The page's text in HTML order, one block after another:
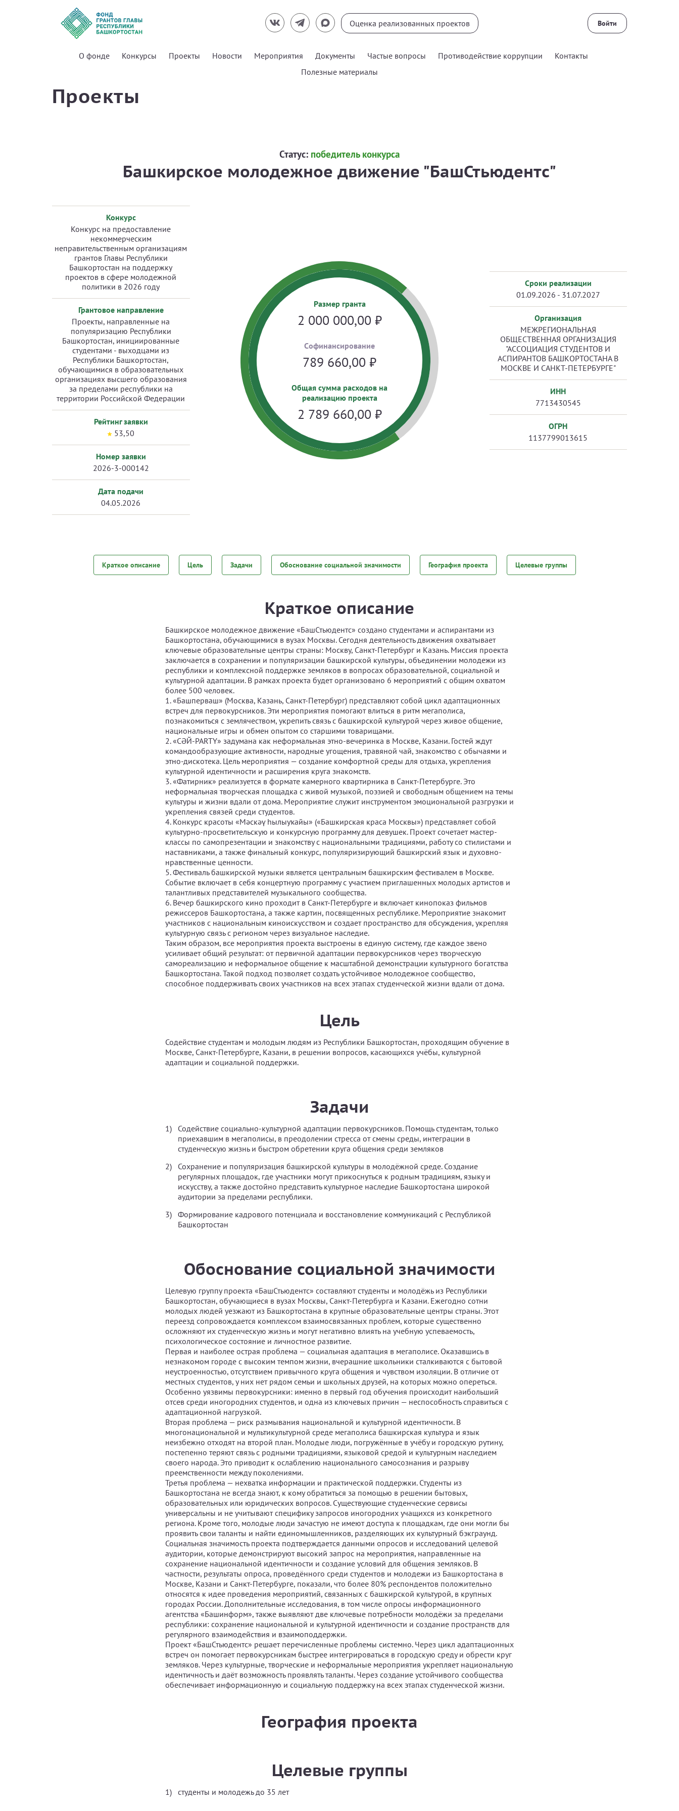
Войти
О фонде Конкурсы Проекты Новости Мероприятия Документы Частые вопросы Противодействие коррупции
Контакты
Полезные материалы
Проекты
Статус: победитель конкурса
Башкирское молодежное движение "БашСтьюдентс"
Конкурс
Конкурс на предоставление
некоммерческим
неправительственным организациям
грантов Главы Республики
Башкортостан на поддержку
проектов в сфере молодежной
политики в 2026 году
Грантовое направление
Проекты, направленные на
популяризацию Республики
Башкортостан, инициированные
студентами - выходцами из
Республики Башкортостан,
обучающимися в образовательных
организациях высшего образования
за пределами республики на
территории Российской Федерации
Рейтинг заявки
53,50
Номер заявки
2026-3-000142
Дата подачи
04.05.2026
Размер гранта
2 000 000,00 ₽
Cофинансирование
789 660,00 ₽
Общая сумма расходов на
реализацию проекта
2 789 660,00 ₽
Сроки реализации
01.09.2026 - 31.07.2027
Организация
МЕЖРЕГИОНАЛЬНАЯ
ОБЩЕСТВЕННАЯ ОРГАНИЗАЦИЯ
"АССОЦИАЦИЯ СТУДЕНТОВ И
АСПИРАНТОВ БАШКОРТОСТАНА В
МОСКВЕ И САНКТ-ПЕТЕРБУРГЕ"
ИНН
7713430545
ОГРН
1137799013615
Краткое описание Цель Задачи Обоснование социальной значимости География проекта Целевые группы
Краткое описание
Башкирское молодежное движение «БашСтьюдентс» создано студентами и аспирантами из
Башкортостана, обучающимися в вузах Москвы. Сегодня деятельность движения охватывает
ключевые образовательные центры страны: Москву, Санкт-Петербург и Казань. Миссия проекта
заключается в сохранении и популяризации башкирской культуры, объединении молодежи из
республики и комплексной поддержке земляков в вопросах образовательной, социальной и
культурной адаптации. В рамках проекта будет организовано 6 мероприятий с общим охватом
более 500 человек.
1. «Башперваш» (Москва, Казань, Санкт-Петербург) представляют собой цикл адаптационных
встреч для первокурсников. Эти мероприятия помогают влиться в ритм мегаполиса,
познакомиться с землячеством, укрепить связь с башкирской культурой через живое общение,
национальные игры и обмен опытом со старшими товарищами.
2. «СӘЙ-PARTY» задумана как неформальная этно-вечеринка в Москве, Казани. Гостей ждут
командообразующие активности, народные угощения, травяной чай, знакомство с обычаями и
этно-дискотека. Цель мероприятия — создание комфортной среды для отдыха, укрепления
культурной идентичности и расширения круга знакомств.
3. «Фатирник» реализуется в формате камерного квартирника в Санкт-Петербурге. Это
неформальная творческая площадка с живой музыкой, поэзией и свободным общением на темы
культуры и жизни вдали от дома. Мероприятие служит инструментом эмоциональной разгрузки и
укрепления связей среди студентов.
4. Конкурс красоты «Мәскәү һылыуҡайы» («Башкирская краса Москвы») представляет собой
культурно-просветительскую и конкурсную программу для девушек. Проект сочетает мастер-
классы по самопрезентации и знакомству с национальными традициями, работу со стилистами и
наставниками, а также финальный конкурс, популяризирующий башкирский язык и духовно-
нравственные ценности.
5. Фестиваль башкирской музыки является центральным башкирским фестивалем в Москве.
Событие включает в себя концертную программу с участием приглашенных молодых артистов и
талантливых представителей музыкального сообщества.
6. Вечер башкирского кино проходит в Санкт-Петербурге и включает кинопоказ фильмов
режиссеров Башкортостана, а также картин, посвященных республике. Мероприятие знакомит
участников с национальным киноискусством и создает пространство для обсуждения, укрепляя
культурную связь с регионом через визуальное наследие.
Таким образом, все мероприятия проекта выстроены в единую систему, где каждое звено
усиливает общий результат: от первичной адаптации первокурсников через творческую
самореализацию и неформальное общение к масштабной демонстрации культурного богатства
Башкортостана. Такой подход позволяет создать устойчивое молодежное сообщество,
способное поддерживать своих участников на всех этапах студенческой жизни вдали от дома.
Цель
Содействие студентам и молодым людям из Республики Башкортостан, проходящим обучение в
Москве, Санкт-Петербурге, Казани, в решении вопросов, касающихся учёбы, культурной
адаптации и социальной поддержки.
Задачи
Содействие социально-культурной адаптации первокурсников. Помощь студентам, только
приехавшим в мегаполисы, в преодолении стресса от смены среды, интеграции в
студенческую жизнь и быстром обретении круга общения среди земляков
Сохранение и популяризация башкирской культуры в молодёжной среде. Создание
регулярных площадок, где участники могут прикоснуться к родным традициям, языку и
искусству, а также достойно представить культурное наследие Башкортостана широкой
аудитории за пределами республики.
Формирование кадрового потенциала и восстановление коммуникаций с Республикой
Башкортостан
Обоснование социальной значимости
Целевую группу проекта «БашСтьюдентс» составляют студенты и молодёжь из Республики
Башкортостан, обучающиеся в вузах Москвы, Санкт-Петербурга и Казани. Ежегодно сотни
молодых людей уезжают из Башкортостана в крупные образовательные центры страны. Этот
переезд сопровождается комплексом взаимосвязанных проблем, которые существенно
осложняют их студенческую жизнь и могут негативно влиять на учебную успеваемость,
психологическое состояние и личностное развитие.
Первая и наиболее острая проблема — социальная адаптация в мегаполисе. Оказавшись в
незнакомом городе с высоким темпом жизни, вчерашние школьники сталкиваются с бытовой
неустроенностью, отсутствием привычного круга общения и чувством изоляции. В отличие от
местных студентов, у них нет рядом семьи и школьных друзей, на которых можно опереться.
Особенно уязвимы первокурсники: именно в первый год обучения происходит наибольший
отсев среди иногородних студентов, и одна из ключевых причин — неспособность справиться с
адаптационной нагрузкой.
Вторая проблема — риск размывания национальной и культурной идентичности. В
многонациональной и мультикультурной среде мегаполиса башкирская культура и язык
неизбежно отходят на второй план. Молодые люди, погружённые в учёбу и городскую рутину,
постепенно теряют связь с родными традициями, языковой средой и культурным наследием
своего народа. Это приводит к ослаблению национального самосознания и разрыву
преемственности между поколениями.
Третья проблема — нехватка информации и практической поддержки. Студенты из
Башкортостана не всегда знают, к кому обратиться за помощью в решении бытовых,
образовательных или юридических вопросов. Существующие студенческие сервисы
универсальны и не учитывают специфику запросов иногородних учащихся из конкретного
региона. Кроме того, молодые люди зачастую не имеют доступа к площадкам, где они могли бы
проявить свои таланты и найти единомышленников, разделяющих их культурный бэкграунд.
Социальная значимость проекта подтверждается данными опросов и исследований целевой
аудитории, которые демонстрируют высокий запрос на мероприятия, направленные на
сохранение национальной идентичности и создание условий для общения земляков. В
частности, результаты опроса, проведённого среди студентов и молодежи из Башкортостана в
Москве, Казани и Санкт-Петербурге, показали, что более 80% респондентов положительно
относятся к идее проведения мероприятий, связанных с башкирской культурой, в крупных
городах России. Дополнительные исследования, в том числе опросы информационного
агентства «Башинформ», также выявляют две ключевые потребности молодёжи за пределами
республики: сохранение национальной и культурной идентичности и создание пространств для
регулярного взаимодействия и взаимоподдержки.
Проект «БашСтьюдентс» решает перечисленные проблемы системно. Через цикл адаптационных
встреч он помогает первокурсникам быстрее интегрироваться в городскую среду и обрести круг
земляков. Через культурные, творческие и неформальные мероприятия укрепляет национальную
идентичность и даёт возможность проявлять таланты. Через создание устойчивого сообщества
обеспечивает информационную и социальную поддержку на всех этапах студенческой жизни.
География проекта
Целевые группы
студенты и молодежь до 35 лет